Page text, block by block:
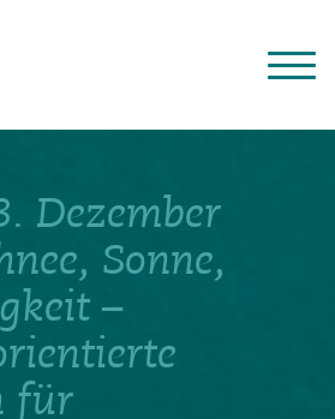
English
Dezember
Sonne,
–
für